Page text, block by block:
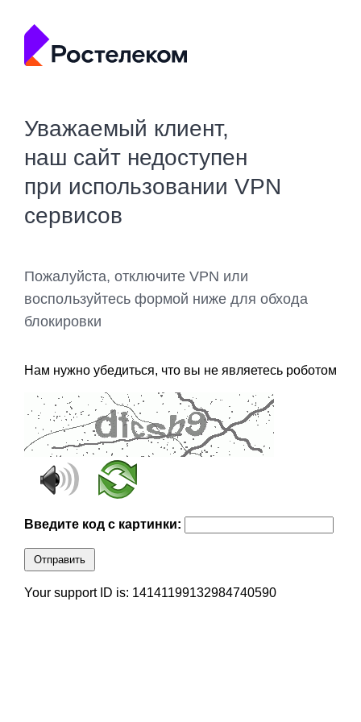
Уважаемый клиент,
наш сайт недоступен
при использовании VPN
сервисов
Пожалуйста, отключите VPN или
воспользуйтесь формой ниже для обхода
блокировки
Нам нужно убедиться, что вы не являетесь роботом
Введите код с картинки:
Отправить
Your support ID is: 14141199132984740590